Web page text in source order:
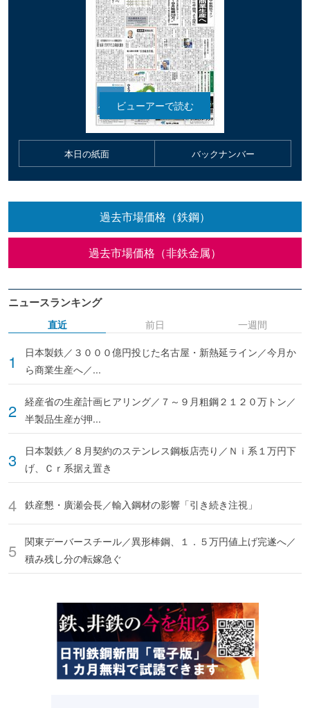
本日の紙面 バックナンバー
過去市場価格（鉄鋼）
過去市場価格（非鉄金属）
ニュースランキング
直近
日本製鉄／３０００億円投じた名古屋・新熱延ライン／今月か
ら商業生産へ／...
経産省の生産計画ヒアリング／７～９月粗鋼２１２０万トン／
半製品生産が押...
日本製鉄／８月契約のステンレス鋼板店売り／Ｎｉ系１万円下
げ、Ｃｒ系据え置き
鉄産懇・廣瀬会長／輸入鋼材の影響「引き続き注視」
関東デーバースチール／異形棒鋼、１．５万円値上げ完遂へ／
積み残し分の転嫁急ぐ
前日 一週間